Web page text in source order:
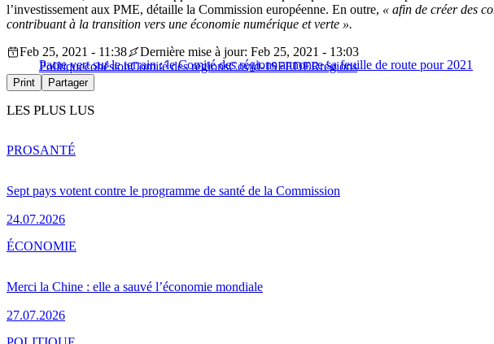
l’investissement aux PME, détaille la Commission européenne. En outre, « afin de créer des
contribuant à la transition vers une économie numérique et verte ».
Pacte vert sur le terrain : le Comité des régions annonce sa feuille de route pour 2021
Feb 25, 2021 - 11:38
Dernière mise à jour: Feb 25, 2021 - 13:03
PolitiquecohésionComité des regionsCovid-19FEDERrégions
Print Partager
LES PLUS LUS
Sept pays votent contre le programme de santé de la Commission
24.07.2026
PROSANTÉ
Merci la Chine : elle a sauvé l’économie mondiale
27.07.2026
ÉCONOMIE